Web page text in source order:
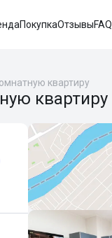
ПокупкаОтзывыFAQ
квартиру